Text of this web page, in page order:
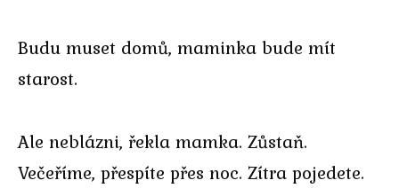
Budu muset domů, maminka bude mít
starost.
Ale neblázni, řekla mamka. Zůstaň.
Večeříme, přespíte přes noc. Zítra pojedete.